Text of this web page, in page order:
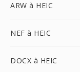
ARW à HEIC
NEF à HEIC
DOCX à HEIC